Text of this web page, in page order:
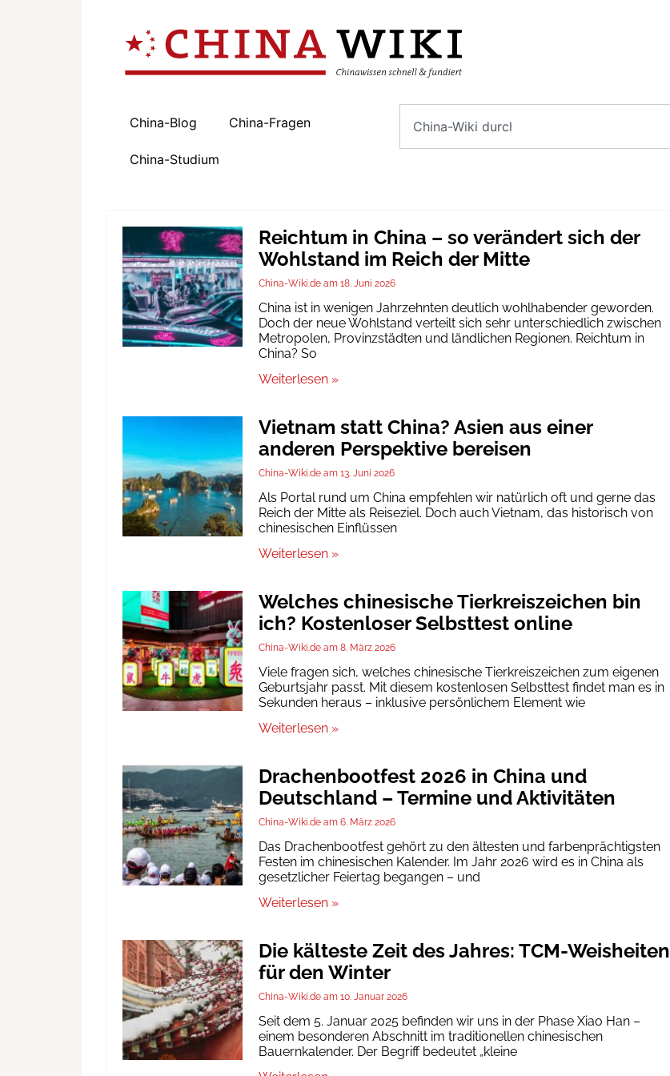
China-Blog China-Fragen
China-Studium
Reichtum in China – so verändert sich der
Wohlstand im Reich der Mitte
China-Wiki.de 18. Juni 2026
China ist in wenigen Jahrzehnten deutlich wohlhabender geworden.
Doch der neue Wohlstand verteilt sich sehr unterschiedlich zwischen
Metropolen, Provinzstädten und ländlichen Regionen. Reichtum in
China? So
Weiterlesen »
Vietnam statt China? Asien aus einer
anderen Perspektive bereisen
China-Wiki.de 13. Juni 2026
Als Portal rund um China empfehlen wir natürlich oft und gerne das
Reich der Mitte als Reiseziel. Doch auch Vietnam, das historisch von
chinesischen Einflüssen
Weiterlesen »
Welches chinesische Tierkreiszeichen bin
ich? Kostenloser Selbsttest online
China-Wiki.de 8. März 2026
Viele fragen sich, welches chinesische Tierkreiszeichen zum eigenen
Geburtsjahr passt. Mit diesem kostenlosen Selbsttest findet man es in
Sekunden heraus – inklusive persönlichem Element wie
Weiterlesen »
Drachenbootfest 2026 in China und
Deutschland – Termine und Aktivitäten
China-Wiki.de 6. März 2026
Das Drachenbootfest gehört zu den ältesten und farbenprächtigsten
Festen im chinesischen Kalender. Im Jahr 2026 wird es in China als
gesetzlicher Feiertag begangen – und
Weiterlesen »
Die kälteste Zeit des Jahres: TCM-Weisheiten
für den Winter
China-Wiki.de 10. Januar 2026
Seit dem 5. Januar 2025 befinden wir uns in der Phase Xiao Han –
einem besonderen Abschnitt im traditionellen chinesischen
Bauernkalender. Der Begriff bedeutet „kleine